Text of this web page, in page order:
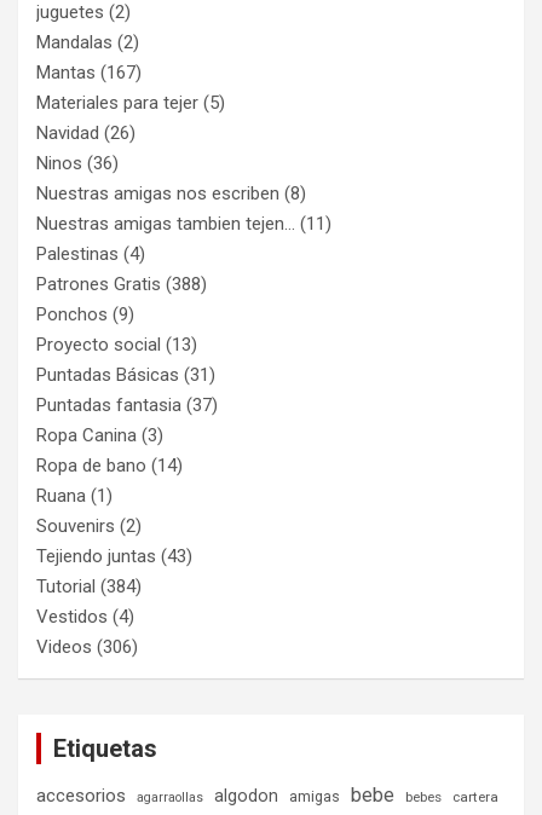
juguetes (2)
Mandalas (2)
Mantas (167)
Materiales para tejer (5)
Navidad (26)
Ninos (36)
Nuestras amigas nos escriben (8)
Nuestras amigas tambien tejen… (11)
Palestinas (4)
Patrones Gratis (388)
Ponchos (9)
Proyecto social (13)
Puntadas Básicas (31)
Puntadas fantasia (37)
Ropa Canina (3)
Ropa de bano (14)
Ruana (1)
Souvenirs (2)
Tejiendo juntas (43)
Tutorial (384)
Vestidos (4)
Videos (306)
Etiquetas
accesorios agarraollas algodon amigas bebe bebes cartera